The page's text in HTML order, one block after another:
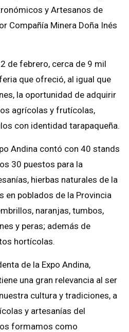
y Artesanos de
Compañía Minera Doña Inés
de febrero, cerca de 9 mil
que ofreció, al igual que
la oportunidad de adquirir
agrícolas y frutícolas,
con identidad tarapaqueña.
Andina contó con 40 stands
30 puestos para la
hierbas naturales de la
en poblados de la Provincia
naranjas, tumbos,
y peras; además de
hortícolas.
de la Expo Andina,
una gran relevancia al ser
cultura y tradiciones, a
y artesanías del
formamos como